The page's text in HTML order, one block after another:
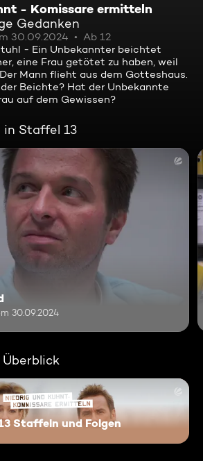
- Komissare ermitteln
Gedanken
30.09.2024
Ab 12
- Ein Unbekannter beichtet
eine Frau getötet zu haben, weil
Mann flieht aus dem Gotteshaus.
Beichte? Hat der Unbekannte
auf dem Gewissen?
Staffel 13
30.09.2024
Niedrig und Kuhnt -
Staffeln und Folgen